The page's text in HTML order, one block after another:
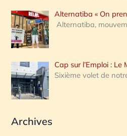
Alternatiba « On
Alternatiba,
Cap sur l’Emploi :
Sixième volet de
Archives